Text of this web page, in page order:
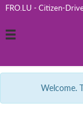
FRO.LU - Citizen-
Toggle
Welcome.